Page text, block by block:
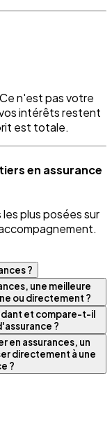
n'est pas votre
intérêts restent
est totale.
en assurance
plus posées sur
?
une meilleure
ou directement ?
et compare-t-il
?
en assurances, un
directement à une
?